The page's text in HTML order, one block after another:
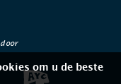
om u de beste